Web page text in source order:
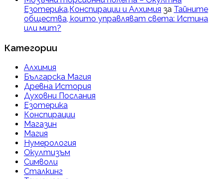
Езотерика,Конспирации и Алхимия за Тайните
общества, които управляват света: Истина
или мит?
Категории
Алхимия
Българска Магия
Древна История
Духовни Послания
Езотерика
Конспирации
Магазин
Магия
Нумерология
Окултизъм
Символи
Сталкинг